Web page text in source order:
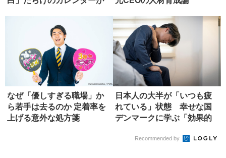
なぜ「優しすぎる職場」か
ら若手は去るのか 定着率を
上げる意外な処方箋
日本人の大半が「いつも疲
れている」状態 幸せな国
デンマークに学ぶ「効果的
Recommended by